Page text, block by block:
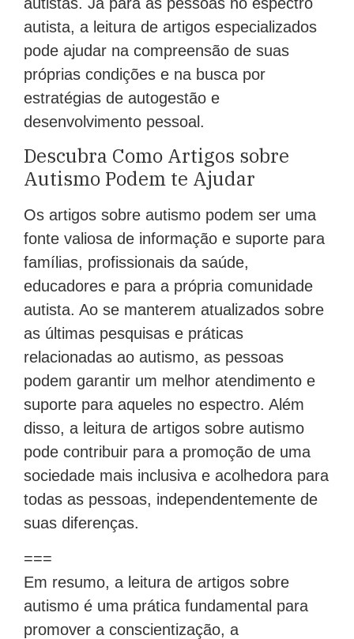
autista, a leitura de artigos especializados
pode ajudar na compreensão de suas
próprias condições e na busca por
estratégias de autogestão e
desenvolvimento pessoal.
Descubra Como Artigos sobre
Autismo Podem te Ajudar
Os artigos sobre autismo podem ser uma
fonte valiosa de informação e suporte para
famílias, profissionais da saúde,
educadores e para a própria comunidade
autista. Ao se manterem atualizados sobre
as últimas pesquisas e práticas
relacionadas ao autismo, as pessoas
podem garantir um melhor atendimento e
suporte para aqueles no espectro. Além
disso, a leitura de artigos sobre autismo
pode contribuir para a promoção de uma
sociedade mais inclusiva e acolhedora para
todas as pessoas, independentemente de
suas diferenças.
===
Em resumo, a leitura de artigos sobre
autismo é uma prática fundamental para
promover a conscientização, a